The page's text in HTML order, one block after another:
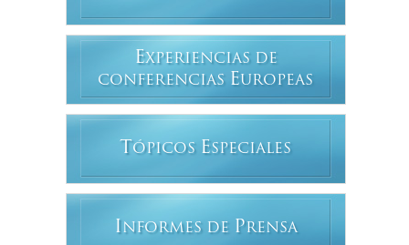
EXPERIENCIAS DE
CONFERENCIAS EUROPEAS
TÓPICOS ESPECIALES
INFORMES DE PRENSA